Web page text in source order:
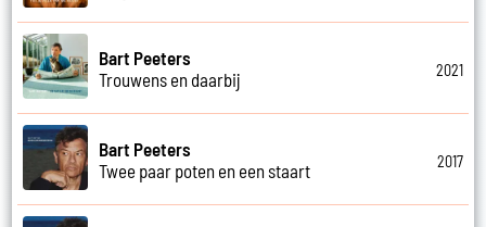
Bart Peeters
Trouwens en daarbij
2021
Bart Peeters
Twee paar poten en een staart
2017